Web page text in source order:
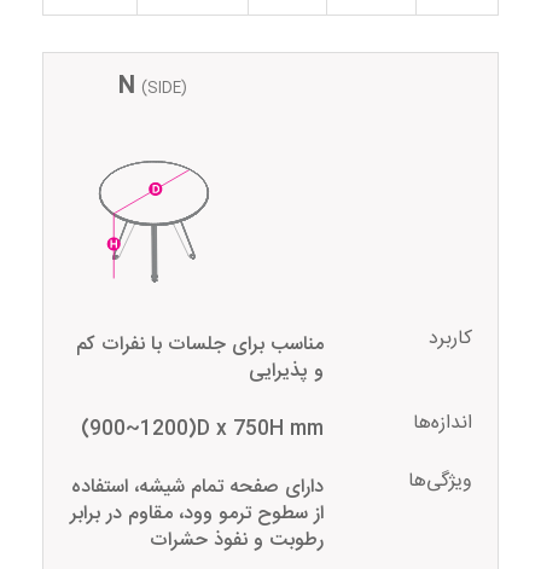
N (SIDE)
کاربرد
مناسب برای جلسات با نفرات کم
و پذیرایی
اندازه‌ها
(900~1200)D x 750H mm
ویژگی‌ها
دارای صفحه تمام شیشه، استفاده
از سطوح ترمو وود، مقاوم در برابر
رطوبت و نفوذ حشرات